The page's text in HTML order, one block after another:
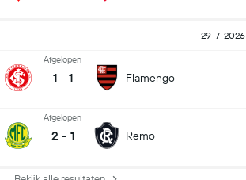
29-7-2026
Afgelopen
1 - 1 Flamengo
Afgelopen
2 - 1 Remo